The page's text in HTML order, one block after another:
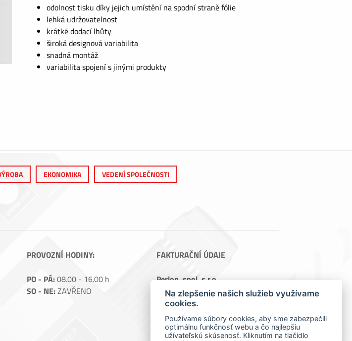
odolnost tisku díky jejich umístění na spodní straně fólie
lehká udržovatelnost
krátké dodací lhůty
široká designová variabilita
snadná montáž
variabilita spojení s jinými produkty
EKONOMIKA VEDENÍ SPOLEČNOSTI
PROVOZNÍ HODINY:
PO - PÁ:08.00 - 16.00 h
SO - NE:ZAVŘENO
FAKTURAČNÍ ÚDAJE
Perlon, spol. s.r.o.
Teslova 1129/2B, 70200 Ostrava
IČ: 64086119
DIČ: CZ64086119
Na zlepšenie našich služieb využívame
cookies.
Používame súbory cookies, aby sme zabezpečili
optimálnu funkčnosť webu a čo najlepšiu
užívateľskú skúsenosť. Kliknutím na tlačidlo